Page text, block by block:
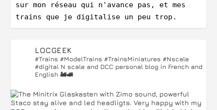
sur mon réseau qui n'avance pas, et mes
trains que je digitalise un peu trop.
LOCGEEK
#Trains #ModelTrains #TrainsMiniatures #Nscale
#digital N scale and DCC personal blog in French and
English 🚂🚅